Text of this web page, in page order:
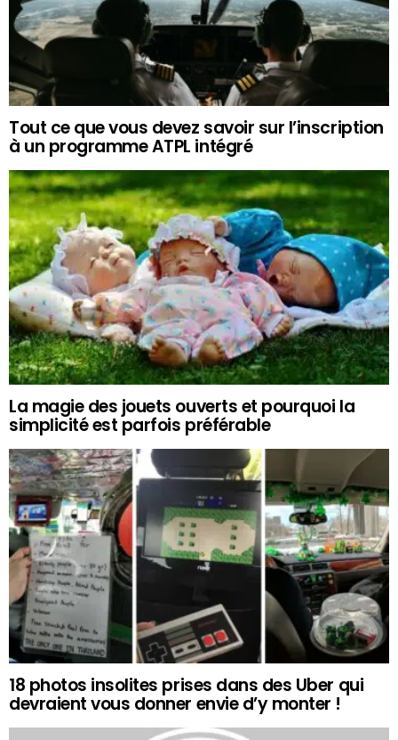
Tout ce que vous devez savoir sur l’inscription
à un programme ATPL intégré
La magie des jouets ouverts et pourquoi la
simplicité est parfois préférable
18 photos insolites prises dans des Uber qui
devraient vous donner envie d’y monter !